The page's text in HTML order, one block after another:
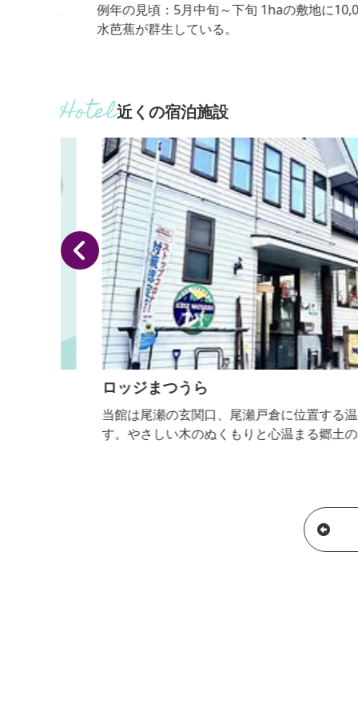
例年の見頃：5月中旬～下旬 1haの敷地に10,000株の
水芭蕉が群生している。
近くの宿泊施設
ロッジまつうら
当館は尾瀬の玄関口、尾瀬戸倉に位置する温泉宿で
す。やさしい木のぬくもりと心温まる郷土の料理